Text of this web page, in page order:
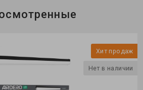
Хит продаж
Нет в наличии